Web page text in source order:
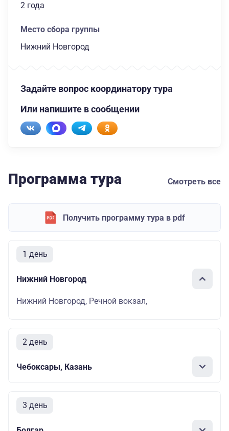
2 года
Место сбора группы
Нижний Новгород
Задайте вопрос координатору тура
Или напишите в сообщении
Программа тура Смотреть все
Получить программу тура в pdf
1 день
Нижний Новгород
Нижний Новгород, Речной вокзал,
2 день
Чебоксары, Казань
3 день